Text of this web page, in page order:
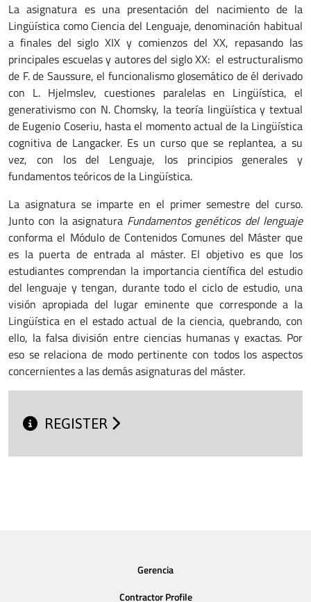
La asignatura es una presentación del nacimiento de la
Lingüística como Ciencia del Lenguaje, denominación habitual
a finales del siglo XIX y comienzos del XX, repasando las
principales escuelas y autores del siglo XX: el estructuralismo
de F. de Saussure, el funcionalismo glosemático de él derivado
con L. Hjelmslev, cuestiones paralelas en Lingüística, el
generativismo con N. Chomsky, la teoría lingüística y textual
de Eugenio Coseriu, hasta el momento actual de la Lingüística
cognitiva de Langacker. Es un curso que se replantea, a su
vez, con los del Lenguaje, los principios generales y
fundamentos teóricos de la Lingüística.
La asignatura se imparte en el primer semestre del curso.
Junto con la asignatura Fundamentos genéticos del lenguaje
conforma el Módulo de Contenidos Comunes del Máster que
es la puerta de entrada al máster. El objetivo es que los
estudiantes comprendan la importancia científica del estudio
del lenguaje y tengan, durante todo el ciclo de estudio, una
visión apropiada del lugar eminente que corresponde a la
Lingüística en el estado actual de la ciencia, quebrando, con
ello, la falsa división entre ciencias humanas y exactas. Por
eso se relaciona de modo pertinente con todos los aspectos
concernientes a las demás asignaturas del máster.
REGISTER
Gerencia
Contractor Profile